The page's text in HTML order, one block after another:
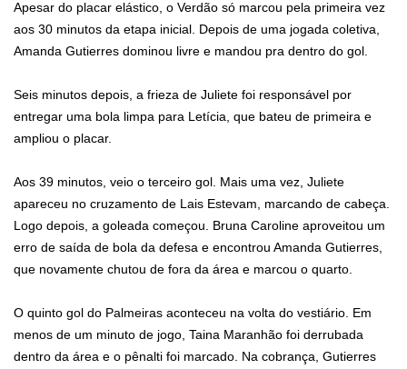
Apesar do placar elástico, o Verdão só marcou pela primeira vez
aos 30 minutos da etapa inicial. Depois de uma jogada coletiva,
Amanda Gutierres dominou livre e mandou pra dentro do gol.
Seis minutos depois, a frieza de Juliete foi responsável por
entregar uma bola limpa para Letícia, que bateu de primeira e
ampliou o placar.
Aos 39 minutos, veio o terceiro gol. Mais uma vez, Juliete
apareceu no cruzamento de Lais Estevam, marcando de cabeça.
Logo depois, a goleada começou. Bruna Caroline aproveitou um
erro de saída de bola da defesa e encontrou Amanda Gutierres,
que novamente chutou de fora da área e marcou o quarto.
O quinto gol do Palmeiras aconteceu na volta do vestiário. Em
menos de um minuto de jogo, Taina Maranhão foi derrubada
dentro da área e o pênalti foi marcado. Na cobrança, Gutierres